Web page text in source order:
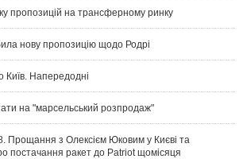
пропозицій на трансферному ринку
нову пропозицію щодо Родрі
Напередодні
на "марсельський розпродаж"
Прощання з Олексієм Юковим у Києві та
постачання ракет до Patriot щомісяця